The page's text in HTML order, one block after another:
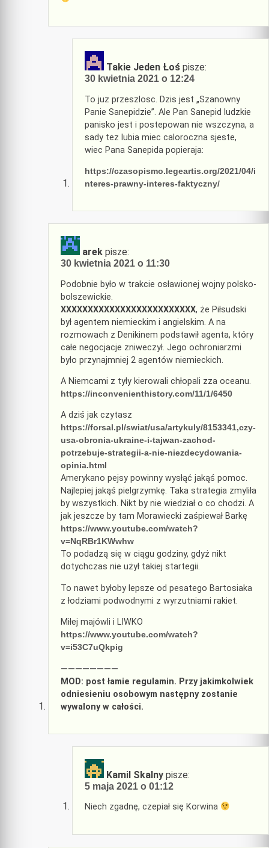
Takie Jeden Łoś pisze:
30 kwietnia 2021 o 12:24
To juz przeszlosc. Dzis jest „Szanowny
Panie Sanepidzie”. Ale Pan Sanepid ludzkie
panisko jest i postepowan nie wszczyna, a
sady tez lubia miec caloroczna sjeste,
wiec Pana Sanepida popieraja:
https://czasopismo.legeartis.org/2021/04/i
nteres-prawny-interes-faktyczny/
arek pisze:
30 kwietnia 2021 o 11:30
Podobnie było w trakcie osławionej wojny polsko-
bolszewickie.
XXXXXXXXXXXXXXXXXXXXXXXXX, że Piłsudski
był agentem niemieckim i angielskim. A na
rozmowach z Denikinem podstawił agenta, który
całe negocjacje zniweczył. Jego ochroniarzmi
było przynajmniej 2 agentów niemieckich.
A Niemcami z tyły kierowali chłopali zza oceanu.
https://inconvenienthistory.com/11/1/6450
A dziś jak czytasz
https://forsal.pl/swiat/usa/artykuly/8153341,czy-
usa-obronia-ukraine-i-tajwan-zachod-
potrzebuje-strategii-a-nie-niezdecydowania-
opinia.html
Amerykano pejsy powinny wysłąć jakąś pomoc.
Najlepiej jakąś pielgrzymkę. Taka strategia zmyliła
by wszystkich. Nikt by nie wiedział o co chodzi. A
jak jeszcze by tam Morawiecki zaśpiewał Barkę
https://www.youtube.com/watch?
v=NqRBr1KWwhw
To podadzą się w ciągu godziny, gdyż nikt
dotychczas nie użył takiej startegii.
To nawet byłoby lepsze od pesatego Bartosiaka
z łodziami podwodnymi z wyrzutniami rakiet.
Miłej majówli i LIWKO
https://www.youtube.com/watch?
v=i53C7uQkpig
————————
MOD: post łamie regulamin. Przy jakimkolwiek
odniesieniu osobowym następny zostanie
wywalony w całości.
Kamil Skalny pisze:
5 maja 2021 o 01:12
Niech zgadnę, czepiał się Korwina